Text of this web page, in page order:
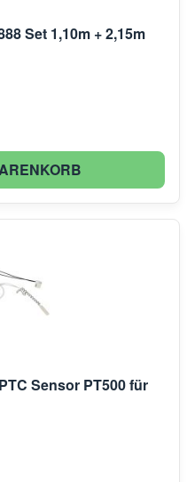
Set 1,10m + 2,15m
Sensor PT500 für